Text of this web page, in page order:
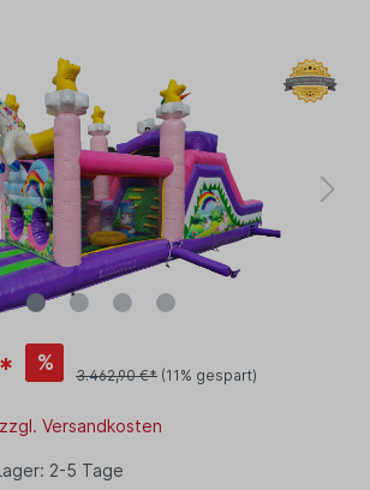
%
3.462,90 €* (11% gespart)
Versandkosten
2-5 Tage